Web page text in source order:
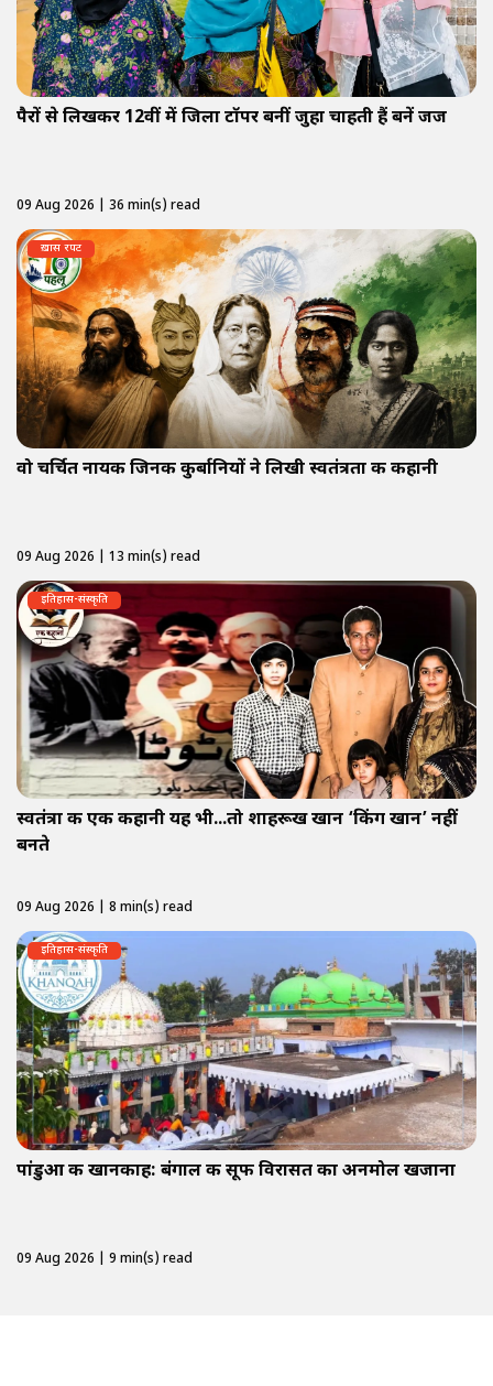
पैरों से लिखकर 12वीं में जिला टॉपर बनीं जुहा चाहती हैं बनें जज
09 Aug 2026 | 36 min(s) read
ख़ास रपट
वो चर्चित नायक जिनकी कुर्बानियों ने लिखी स्वतंत्रता की कहानी
09 Aug 2026 | 13 min(s) read
इतिहास-संस्कृति
स्वतंत्रा की एक कहानी यह भी...तो शाहरूख खान ‘किंग खान’ नहीं
बनते
09 Aug 2026 | 8 min(s) read
इतिहास-संस्कृति
पांडुआ की खानकाह: बंगाल की सूफी विरासत का अनमोल खजाना
09 Aug 2026 | 9 min(s) read